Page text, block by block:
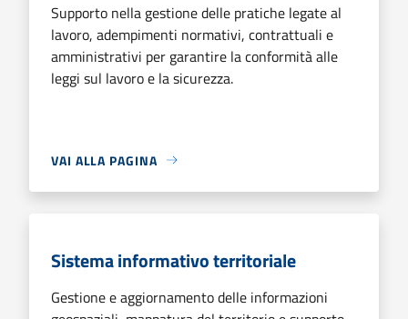
Supporto nella gestione delle pratiche legate al
lavoro, adempimenti normativi, contrattuali e
amministrativi per garantire la conformità alle
leggi sul lavoro e la sicurezza.
VAI ALLA PAGINA
Sistema informativo territoriale
Gestione e aggiornamento delle informazioni